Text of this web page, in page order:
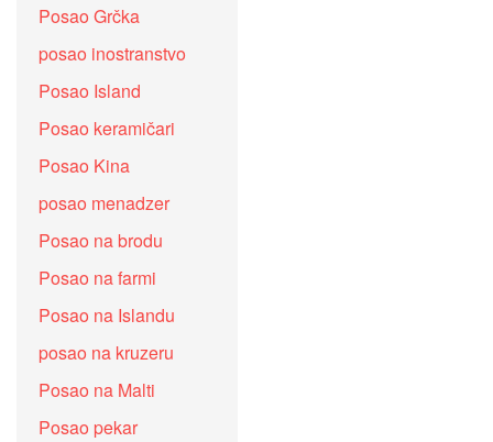
Posao Grčka
posao inostranstvo
Posao Island
Posao keramičari
Posao Kina
posao menadzer
Posao na brodu
Posao na farmi
Posao na Islandu
posao na kruzeru
Posao na Malti
Posao pekar